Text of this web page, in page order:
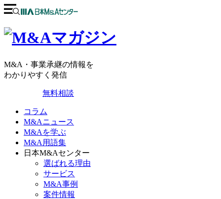
M&A・事業承継の情報を
わかりやすく発信
無料相談
コラム
M&Aニュース
M&Aを学ぶ
M&A用語集
日本M&Aセンター
選ばれる理由
サービス
M&A事例
案件情報